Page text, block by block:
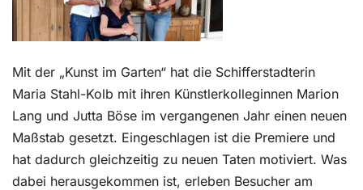
Mit der „Kunst im Garten“ hat die Schifferstadterin
Maria Stahl-Kolb mit ihren Künstlerkolleginnen Marion
Lang und Jutta Böse im vergangenen Jahr einen neuen
Maßstab gesetzt. Eingeschlagen ist die Premiere und
hat dadurch gleichzeitig zu neuen Taten motiviert. Was
dabei herausgekommen ist, erleben Besucher am